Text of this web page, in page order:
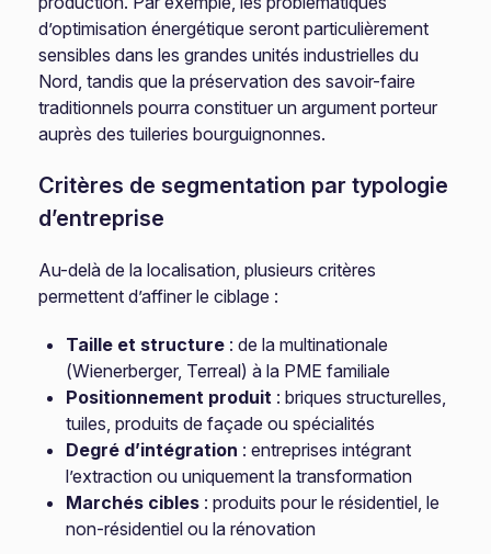
d’optimisation énergétique seront particulièrement
sensibles dans les grandes unités industrielles du
Nord, tandis que la préservation des savoir-faire
traditionnels pourra constituer un argument porteur
auprès des tuileries bourguignonnes.
Critères de segmentation par typologie
d’entreprise
Au-delà de la localisation, plusieurs critères
permettent d’affiner le ciblage :
Taille et structure : de la multinationale
(Wienerberger, Terreal) à la PME familiale
Positionnement produit : briques structurelles,
tuiles, produits de façade ou spécialités
Degré d’intégration : entreprises intégrant
l’extraction ou uniquement la transformation
Marchés cibles : produits pour le résidentiel, le
non-résidentiel ou la rénovation